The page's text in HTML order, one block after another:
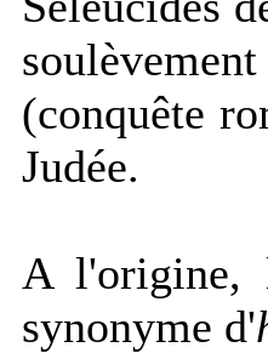
(conquête
Judée.
A l'origine,
synonyme d'